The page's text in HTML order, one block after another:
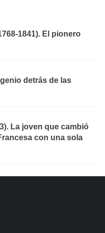
1841). El pionero
detrás de las
La joven que cambió
con una sola